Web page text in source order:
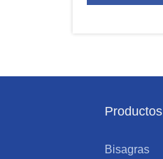
Productos
Bisagras